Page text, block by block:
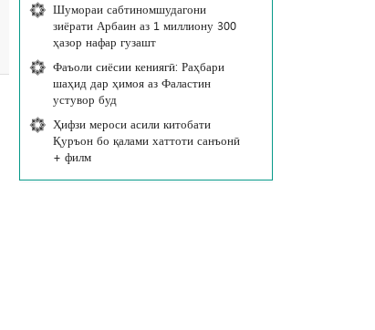
Шумораи сабтиномшудагони
зиёрати Арбаин аз 1 миллиону 300
ҳазор нафар гузашт
Фаъоли сиёсии кениягӣ: Раҳбари
шаҳид дар ҳимоя аз Фаластин
устувор буд
Ҳифзи мероси асили китобати
Қуръон бо қалами хаттоти санъонӣ
+ филм